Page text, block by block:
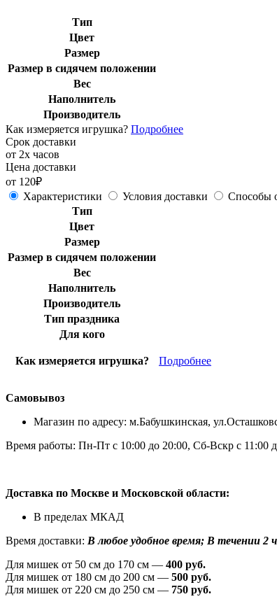
Тип
Цвет
Размер
Размер в сидячем положении
Вес
Наполнитель
Производитель
Как измеряется игрушка? Подробнее
Срок доставки
от 2х часов
Цена доставки
от 120₽
Характеристики
Условия доставки Способы
Тип
Цвет
Размер
Размер в сидячем положении
Вес
Наполнитель
Производитель
Тип праздника
Для кого
Как измеряется игрушка? Подробнее
Самовывоз
Магазин по адресу: м.Бабушкинская,
Время работы: Пн-Пт с 10:00 до 20:00, Сб-Вскр с 11:00
Доставка по Москве и Московской области:
В пределах МКАД
Время доставки: В любое удобное время; В течении 2
Для мишек от 50 см до 170 см — 400 руб.
Для мишек от 180 см до 200 см — 500 руб.
Для мишек от 220 см до 250 см — 750 руб.